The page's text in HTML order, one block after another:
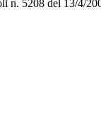
n. 5208 del 13/4/